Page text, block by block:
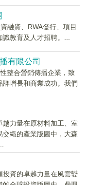
融資、RWA發行、項目
教育及人才招聘。...
有限公司
整合營銷傳播企業，致
牌增長和商業成功。我們
越力量在原材料加工、室
交織的產業版圖中，大森
投資的卓越力量在風雲變